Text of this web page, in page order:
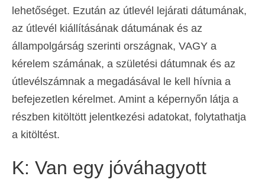
lehetőséget. Ezután az útlevél lejárati dátumának,
az útlevél kiállításának dátumának és az
állampolgárság szerinti országnak, VAGY a
kérelem számának, a születési dátumnak és az
útlevélszámnak a megadásával le kell hívnia a
befejezetlen kérelmet. Amint a képernyőn látja a
részben kitöltött jelentkezési adatokat, folytathatja
a kitöltést.
K: Van egy jóváhagyott